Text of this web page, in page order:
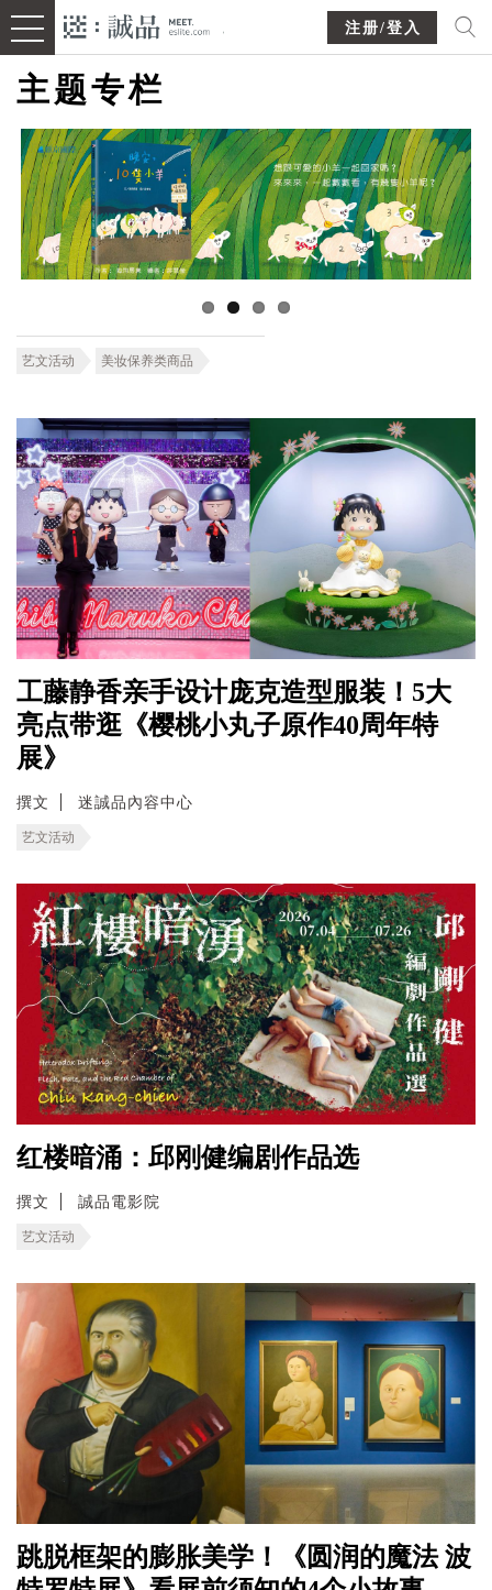
注册/登入
主题专栏
艺文活动 美妆保养类商品
工藤静香亲手设计庞克造型服装！5大
亮点带逛《樱桃小丸子原作40周年特
展》
撰文 迷誠品內容中心
艺文活动
红楼暗涌：邱刚健编剧作品选
撰文 誠品電影院
艺文活动
跳脱框架的膨胀美学！《圆润的魔法 波